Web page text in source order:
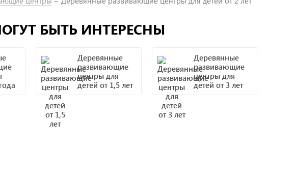
БЫТЬ ИНТЕРЕСНЫ
Деревянные
развивающие
центры для
детей от 1,5 лет
Деревянные
развивающие
центры для
детей от 3 лет